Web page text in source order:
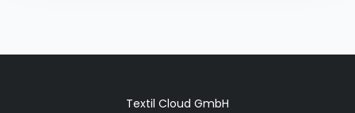
Textil Cloud GmbH